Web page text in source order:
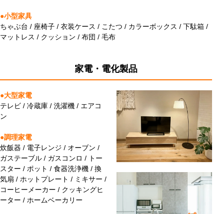
●小型家具
ちゃぶ台 / 座椅子 / 衣装ケース / こたつ / カラーボックス / 下駄箱 /
マットレス / クッション / 布団 / 毛布
家電・電化製品
●大型家電
テレビ / 冷蔵庫 / 洗濯機 / エアコ
ン
●調理家電
炊飯器 / 電子レンジ / オーブン /
ガステーブル / ガスコンロ / トー
スター / ポット / 食器洗浄機 / 換
気扇 / ホットプレート / ミキサー /
コーヒーメーカー / クッキングヒ
ーター / ホームベーカリー